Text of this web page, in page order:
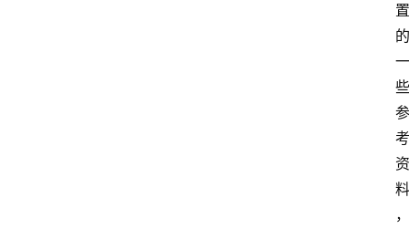
置
的
一
些
参
考
资
料
，